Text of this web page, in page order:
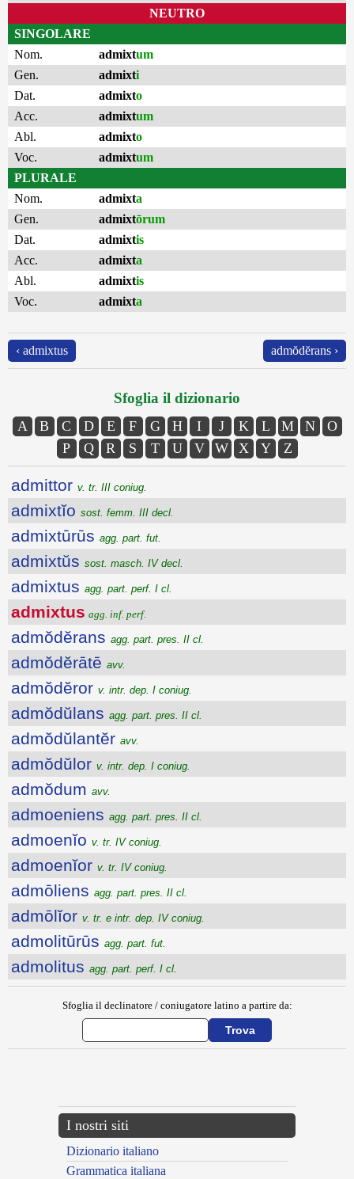
NEUTRO
SINGOLARE
Nom.
admixtum
Gen.
admixti
Dat.
admixto
Acc.
admixtum
Abl.
admixto
Voc.
admixtum
PLURALE
Nom.
admixta
Gen.
admixtōrum
Dat.
admixtis
Acc.
admixta
Abl.
admixtis
Voc.
admixta
‹ admixtus admŏdĕrans ›
Sfoglia il dizionario
A B C D E F G H I J K L M N
O
P
Q R S T U V W X Y Z
admittor v. tr. III coniug.
admixtĭo sost. femm. III decl.
admixtūrūs agg. part. fut.
admixtŭs sost. masch. IV decl.
admixtus agg. part. perf. I cl.
admixtus agg. inf. perf.
admŏdĕrans agg. part. pres. II cl.
admŏdĕrātē avv.
admŏdĕror v. intr. dep. I coniug.
admŏdŭlans agg. part. pres. II cl.
admŏdŭlantĕr avv.
admŏdŭlor v. intr. dep. I coniug.
admŏdum avv.
admoeniens agg. part. pres. II cl.
admoenĭo v. tr. IV coniug.
admoenĭor v. tr. IV coniug.
admōliens agg. part. pres. II cl.
admōlĭor v. tr. e intr. dep. IV coniug.
admolitūrūs agg. part. fut.
admolitus agg. part. perf. I cl.
Sfoglia il declinatore / coniugatore latino a partire da:
I nostri siti
Dizionario italiano
Grammatica italiana